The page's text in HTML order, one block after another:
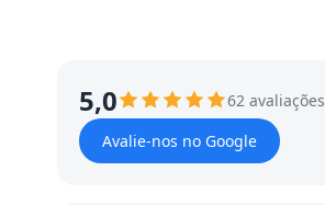
5,0
62 avaliações
Avalie-nos no Google